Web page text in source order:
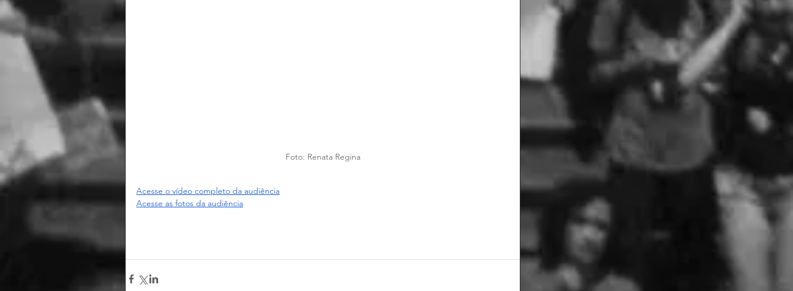
Foto: Renata Regina
Acesse o vídeo completo da audiência
Acesse as fotos da audiência